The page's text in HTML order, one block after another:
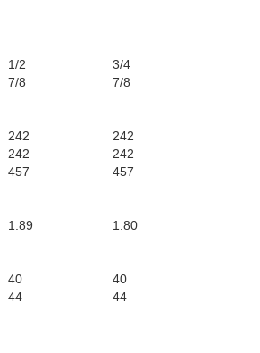
1/2
3/4
7/8 7/8
242
242
242
242
457
457
1.89 1.80
40
40
44 44